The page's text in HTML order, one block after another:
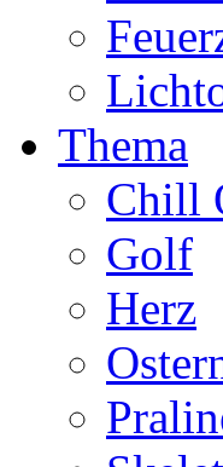
Thema
Chill
Golf
Herz